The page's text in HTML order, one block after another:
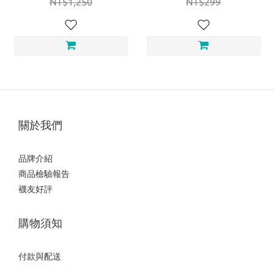
關於我們
品牌介紹
商品檢驗報告
襪友好評
購物須知
付款與配送